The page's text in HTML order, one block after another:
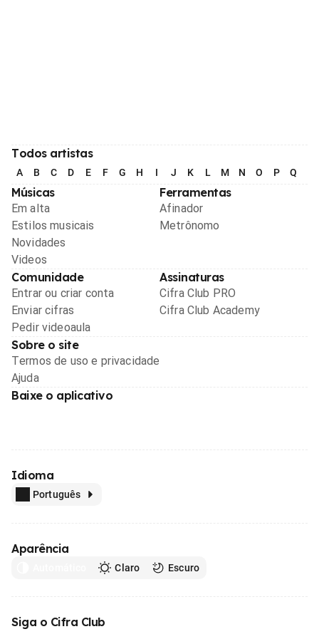
Todos artistas
A B C D E F G H I J K L M N O P Q
Músicas
Em alta
Estilos musicais
Novidades
Videos
Ferramentas
Afinador
Metrônomo
Comunidade
Entrar ou criar conta
Enviar cifras
Pedir videoaula
Assinaturas
Cifra Club PRO
Cifra Club Academy
Sobre o site
Termos de uso e privacidade
Ajuda
Baixe o aplicativo
Idioma
Português
Aparência
Claro Escuro
Siga o Cifra Club